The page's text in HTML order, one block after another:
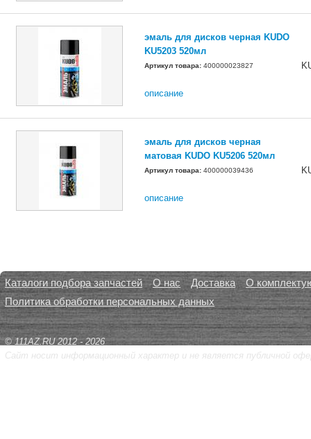
эмаль для дисков черная KUDO
KU5203 520мл
Артикул товара: 400000023827
описание
эмаль для дисков черная
матовая KUDO KU5206 520мл
Артикул товара: 400000039436
описание
Каталоги подбора запчастей О нас Доставка
О
Политика обработки персональных данных
© 111AZ.RU 2012 - 2026
Сайт носит информационный характер и не является публичной